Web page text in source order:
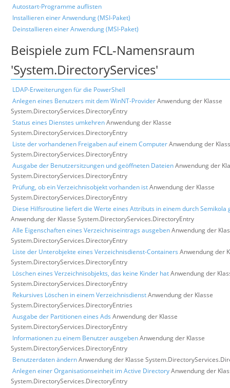
Autostart-Programme auflisten
Installieren einer Anwendung (MSI-Paket)
Deinstallieren einer Anwendung (MSI-Paket)
Beispiele zum FCL-Namensraum
'System.DirectoryServices'
LDAP-Erweiterungen für die PowerShell
Anlegen eines Benutzers mit dem WinNT-ProviderAnwendung der Klasse
System.DirectoryServices.DirectoryEntry
Status eines Dienstes umkehrenAnwendung der Klasse
System.DirectoryServices.DirectoryEntry
Liste der vorhandenen Freigaben auf einem ComputerAnwendung der
System.DirectoryServices.DirectoryEntry
Ausgabe der Benutzersitzungen und geöffneten DateienAnwendung der
System.DirectoryServices.DirectoryEntry
Prüfung, ob ein Verzeichnisobjekt vorhanden istAnwendung der Klasse
System.DirectoryServices.DirectoryEntry
Diese Hilfsroutine liefert die Werte eines Attributs in einem durch Semikola
Anwendung der Klasse System.DirectoryServices.DirectoryEntry
Alle Eigenschaften eines Verzeichniseintrags ausgebenAnwendung der
System.DirectoryServices.DirectoryEntry
Liste der Unterobjekte eines Verzeichnisdienst-Containers Anwendung der
System.DirectoryServices.DirectoryEntry
Löschen eines Verzeichnisobjekts, das keine Kinder hatAnwendung der
System.DirectoryServices.DirectoryEntry
Rekursives Löschen in einem VerzeichnisdienstAnwendung der Klasse
System.DirectoryServices.DirectoryEntries
Ausgabe der Partitionen eines Ads Anwendung der Klasse
System.DirectoryServices.DirectoryEntry
Informationen zu einem Benutzer ausgebenAnwendung der Klasse
System.DirectoryServices.DirectoryEntry
Benutzerdaten ändernAnwendung der Klasse
Anlegen einer Organisationseinheit im Active DirectoryAnwendung der
System.DirectoryServices.DirectoryEntry